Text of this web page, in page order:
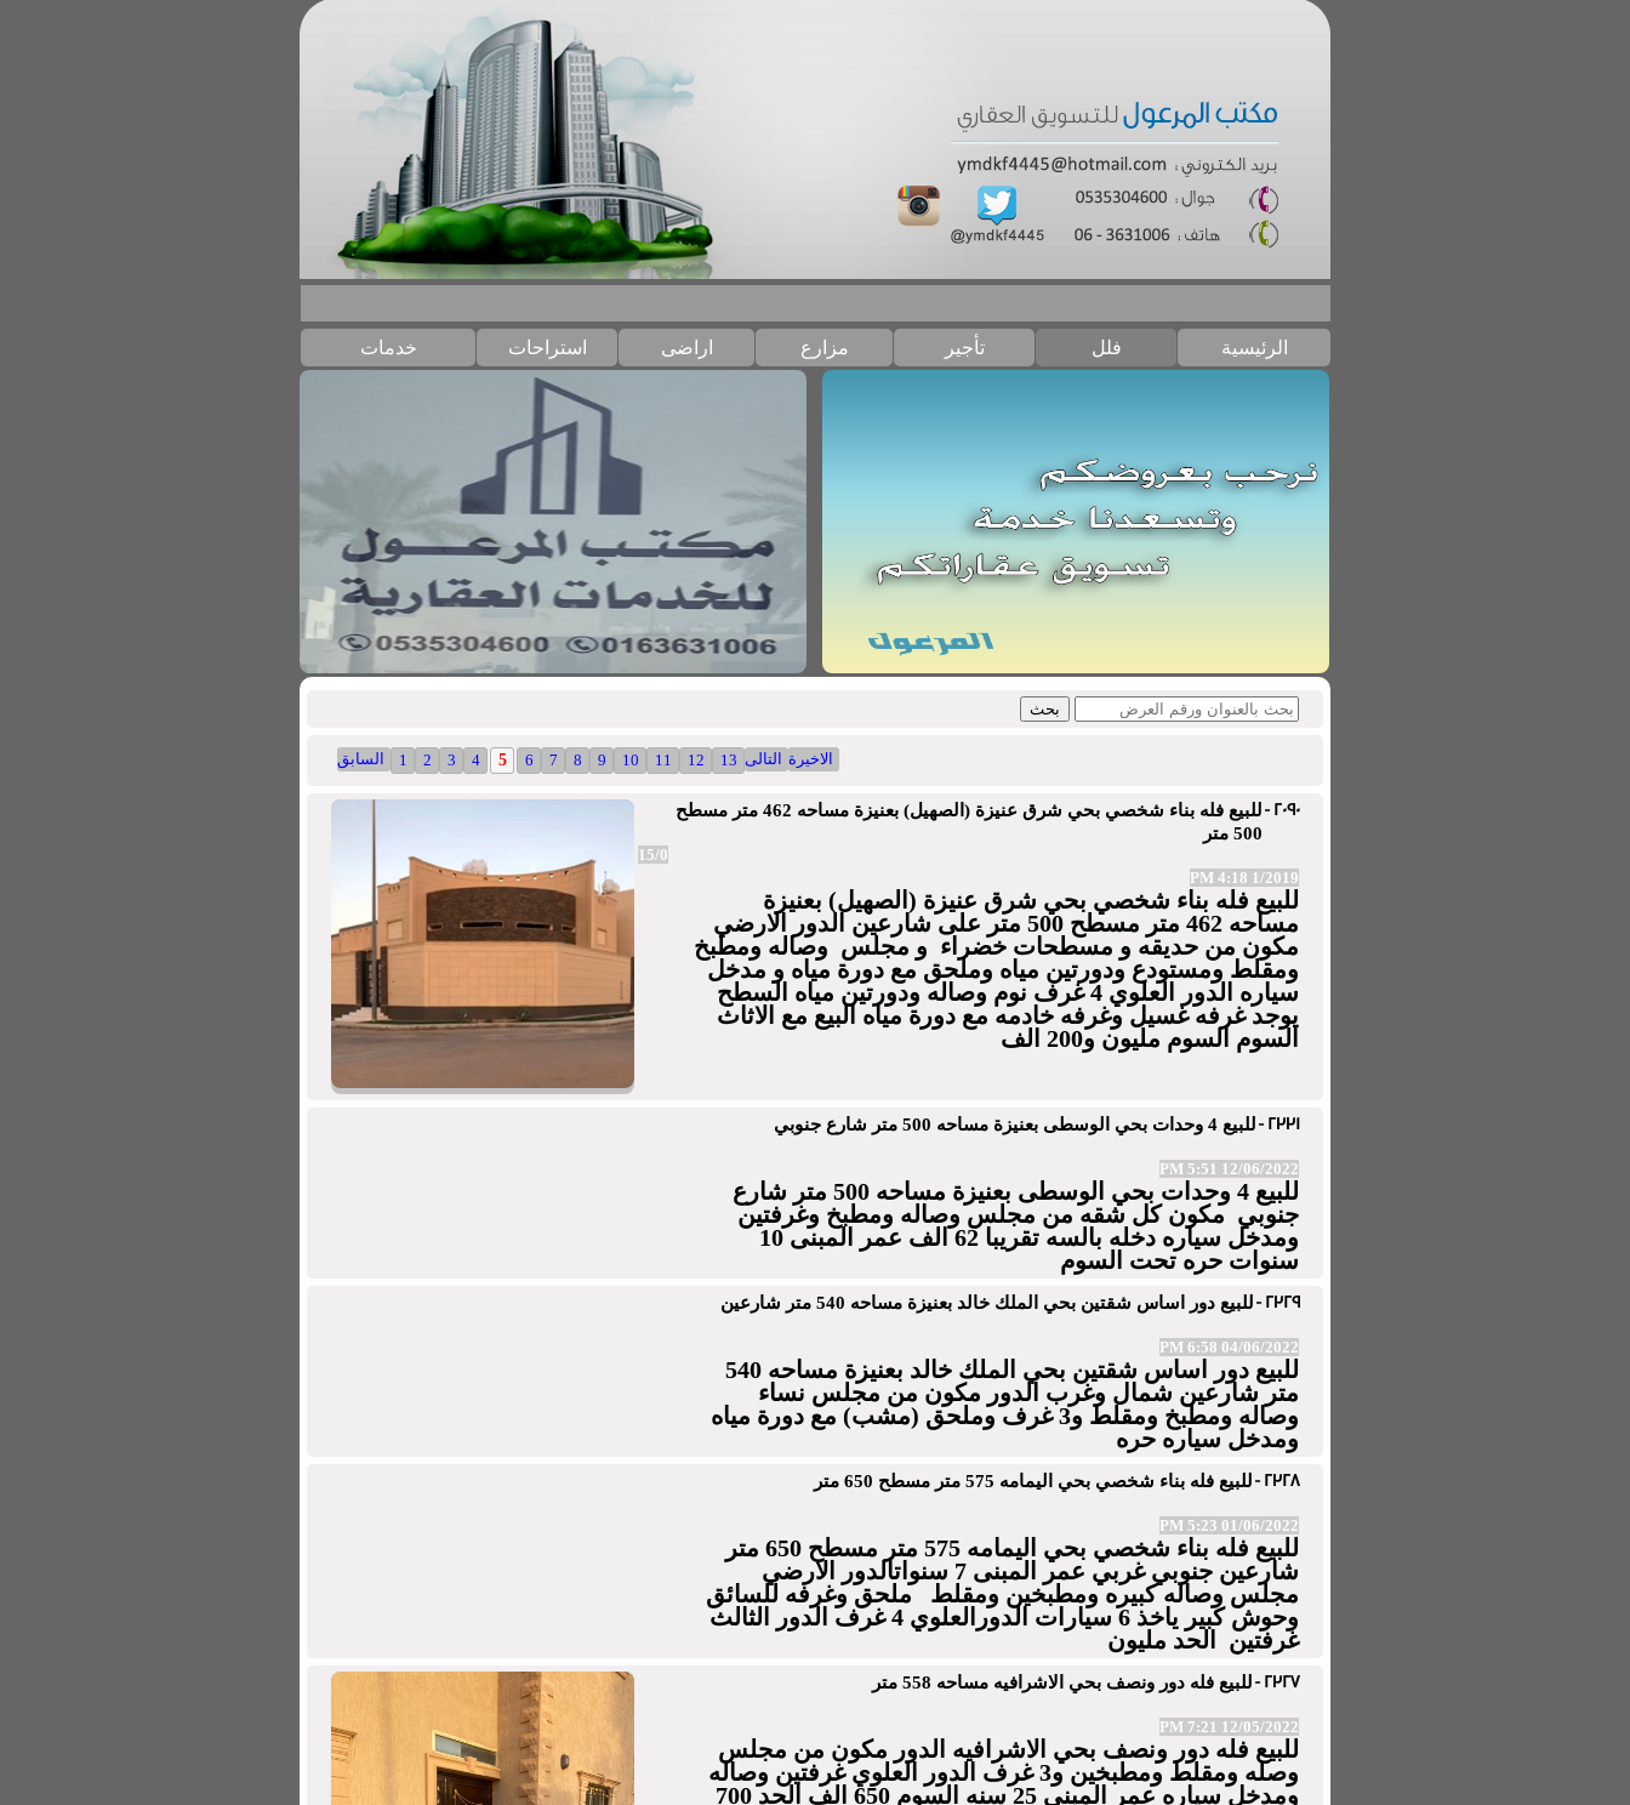
الرئيسية فلل تأجير مزارع اراضى استراحات خدمات
السابق 1 2 3 4 5 6 7 8 9 10 11 12 13 التالى الاخيرة
2090 -
للبيع فله بناء شخصي بحي شرق عنيزة (الصهيل) بعنيزة مساحه 462 متر مسطح
500 متر
15/0
1/2019 4:18 PM
للبيع فله بناء شخصي بحي شرق عنيزة (الصهيل) بعنيزة
مساحه 462 متر مسطح 500 متر على شارعين الدور الارضي
مكون من حديقه و مسطحات خضراء و مجلس وصاله ومطبخ
ومقلط ومستودع ودورتين مياه وملحق مع دورة مياه و مدخل
سياره الدور العلوي 4 غرف نوم وصاله ودورتين مياه السطح
يوجد غرفه غسيل وغرفه خادمه مع دورة مياه البيع مع الاثاث
السوم السوم مليون و200 الف
2331 - للبيع 4 وحدات بحي الوسطى بعنيزة مساحه 500 متر شارع جنوبي
12/06/2022 5:51 PM
للبيع 4 وحدات بحي الوسطى بعنيزة مساحه 500 متر شارع
جنوبي مكون كل شقه من مجلس وصاله ومطبخ وغرفتين
ومدخل سياره دخله بالسه تقريبا 62 الف عمر المبنى 10
سنوات حره تحت السوم
2329 - للبيع دور اساس شقتين بحي الملك خالد بعنيزة مساحه 540 متر شارعين
04/06/2022 6:58 PM
للبيع دور اساس شقتين بحي الملك خالد بعنيزة مساحه 540
متر شارعين شمال وغرب الدور مكون من مجلس نساء
وصاله ومطبخ ومقلط و3 غرف وملحق (مشب) مع دورة مياه
ومدخل سياره حره
2328 - للبيع فله بناء شخصي بحي اليمامه 575 متر مسطح 650 متر
01/06/2022 5:23 PM
للبيع فله بناء شخصي بحي اليمامه 575 متر مسطح 650 متر
شارعين جنوبي غربي عمر المبنى 7 سنواتالدور الارضي
مجلس وصاله كبيره ومطبخين ومقلط ملحق وغرفه للسائق
وحوش كبير ياخذ 6 سيارات الدورالعلوي 4 غرف الدور الثالث
غرفتين الحد مليون
2327 - للبيع فله دور ونصف بحي الاشرافيه مساحه 558 متر
12/05/2022 7:21 PM
للبيع فله دور ونصف بحي الاشرافيه الدور مكون من مجلس
وصله ومقلط ومطبخين و3 غرف الدور العلوي غرفتين وصاله
ومدخل سياره عمر المبنى 25 سنه السوم 650 الف الحد 700